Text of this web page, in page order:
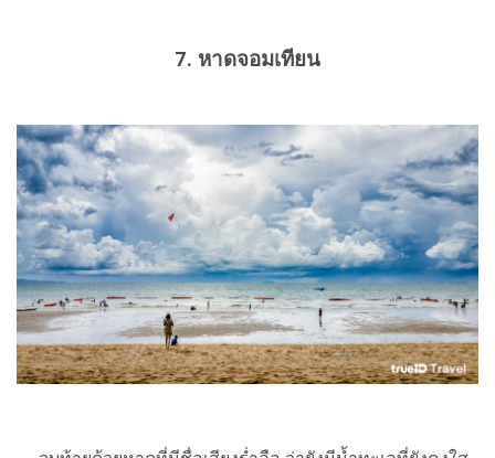
7. หาดจอมเทียน